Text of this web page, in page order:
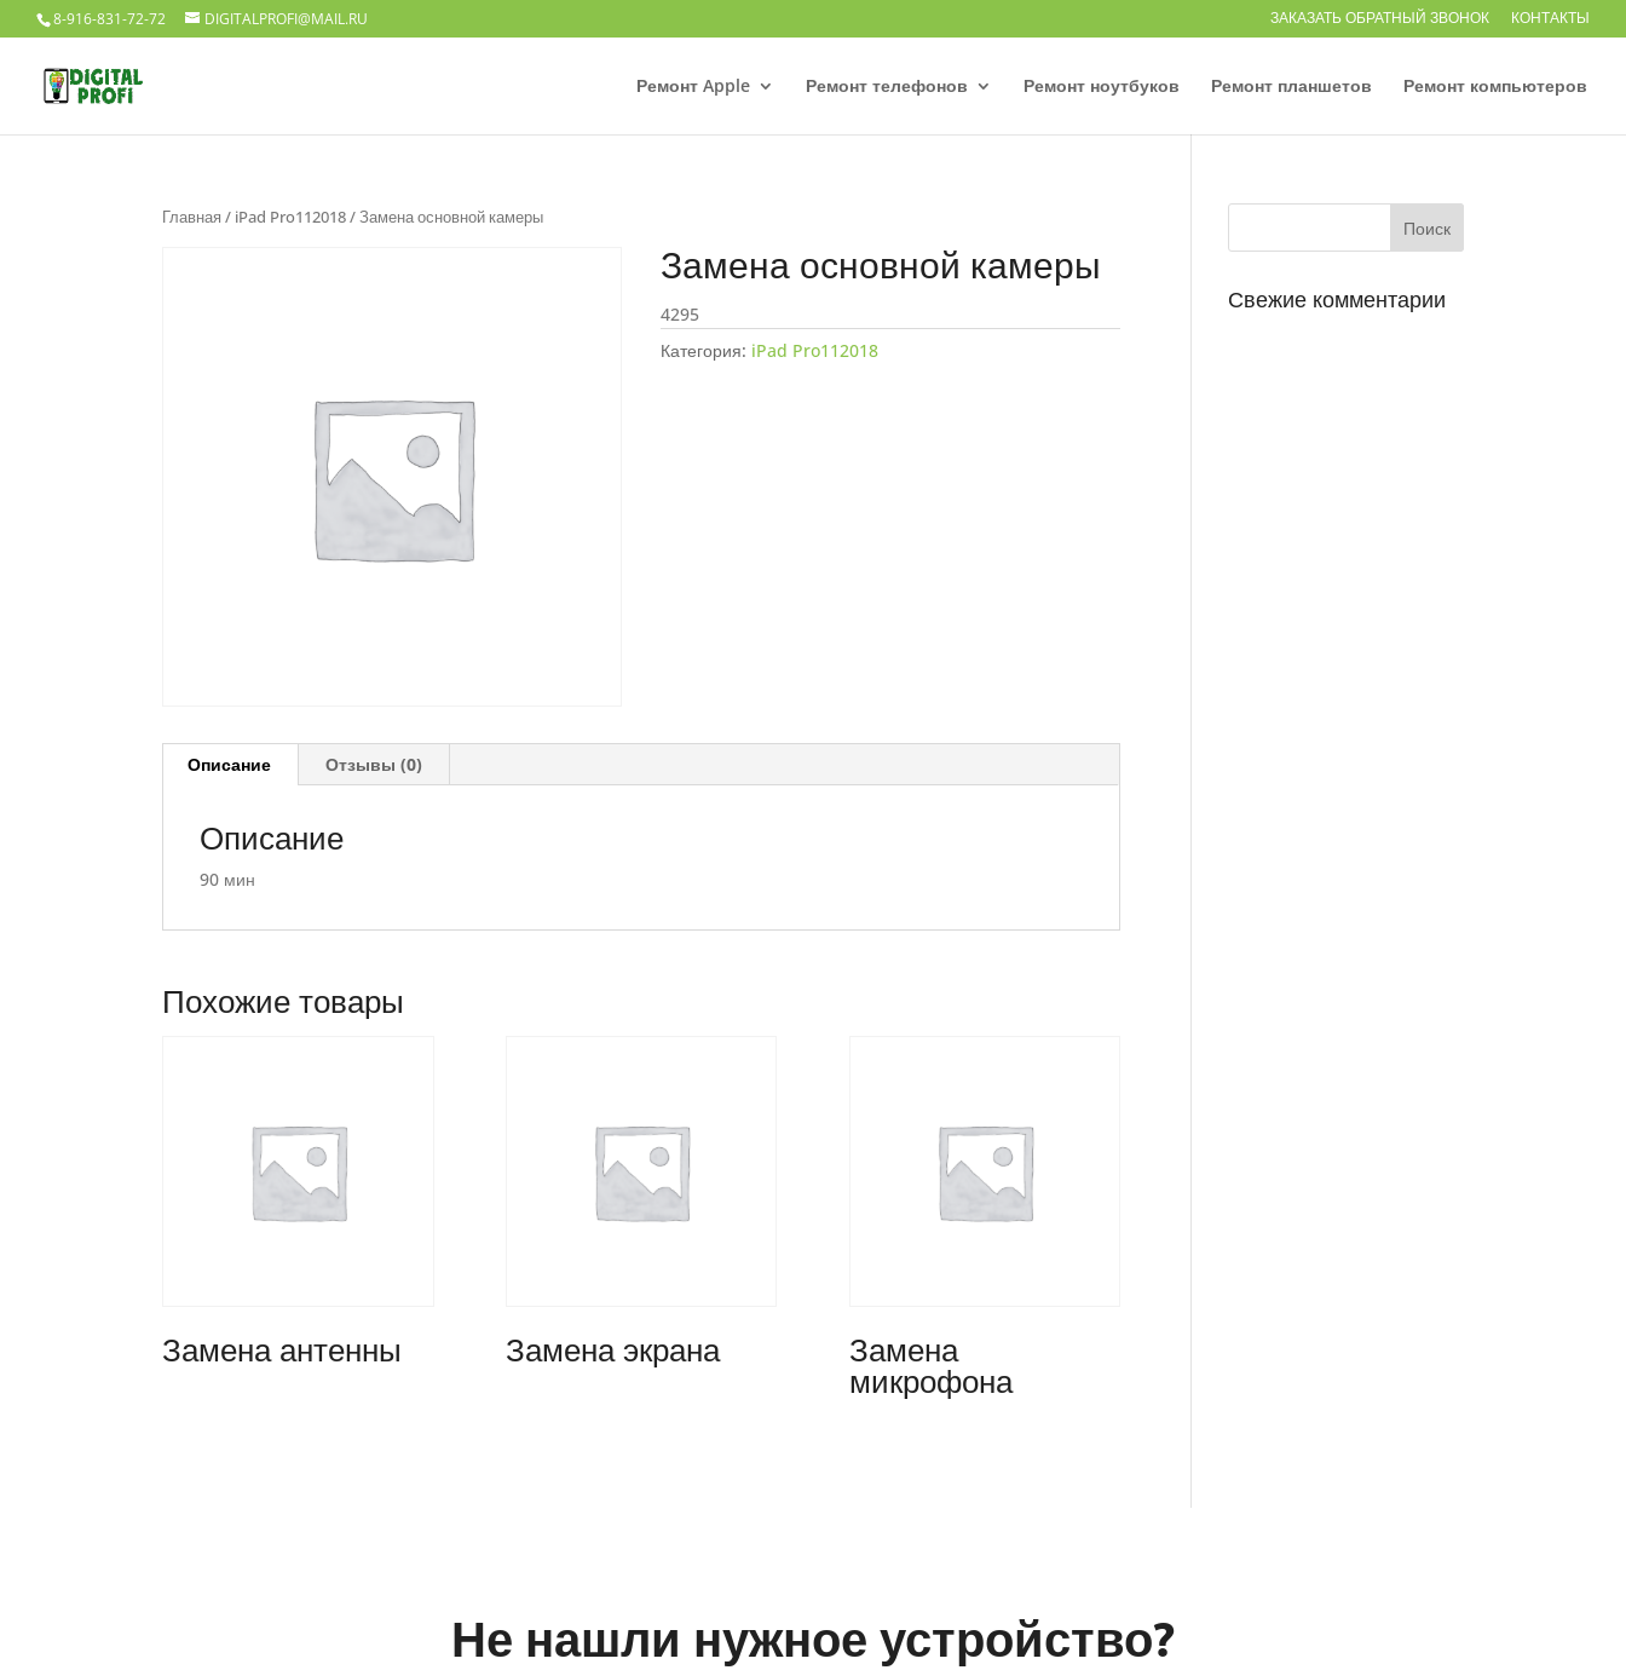
8-916-831-72-72 DIGITALPROFI@MAIL.RU ЗАКАЗАТЬ ОБРАТНЫЙ ЗВОНОК КОНТАКТЫ
Ремонт Apple Ремонт телефонов Ремонт ноутбуков Ремонт планшетов Ремонт компьютеров
Главная / iPad Pro112018/ Замена основной камеры
Замена основной камеры
4295
Категория: iPad Pro112018
Описание Отзывы (0)
Описание
90 мин
Похожие товары
Замена антенны Замена экрана Замена
микрофона
Свежие комментарии
Не нашли нужное устройство?